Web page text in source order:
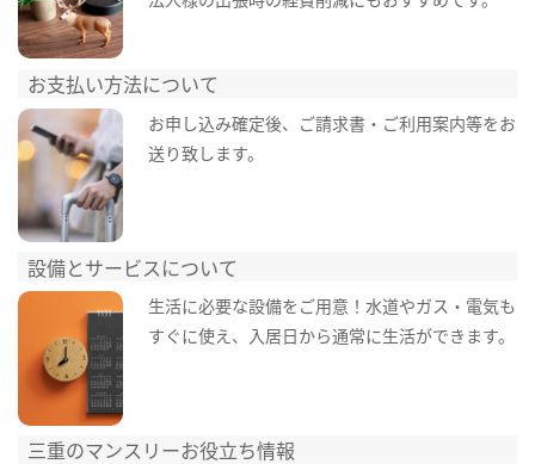
お支払い方法について
お申し込み確定後、ご請求書・ご利用案内等をお
送り致します。
設備とサービスについて
生活に必要な設備をご用意！水道やガス・電気も
すぐに使え、入居日から通常に生活ができます。
三重のマンスリーお役立ち情報